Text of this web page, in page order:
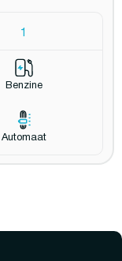
1
Benzine
Automaat